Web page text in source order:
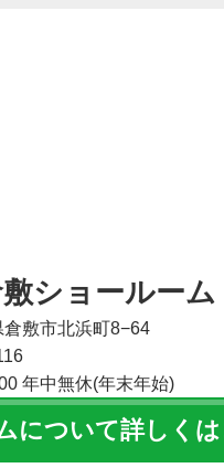
ショールーム
敷市北浜町8−64
年中無休(年末年始)
について詳しく